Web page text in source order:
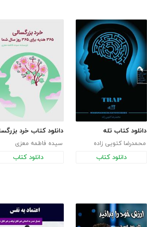
دانلود کتاب تله
محمدرضا کتویی زاده
دانلود کتاب
سیده فاطمه معزی
دانلود کتاب